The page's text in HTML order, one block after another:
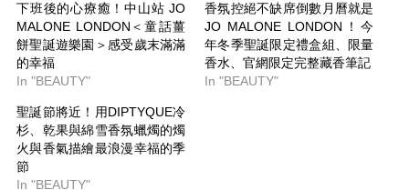
下班後的心療癒！中山站 JO
MALONE LONDON＜童話薑
餅聖誕遊樂園＞感受歲末滿滿
的幸福
In "BEAUTY"
香氛控絕不缺席倒數月曆就是
JO MALONE LONDON！今
年冬季聖誕限定禮盒組、限量
香水、官網限定完整藏香筆記
In "BEAUTY"
聖誕節將近！用DIPTYQUE冷
杉、乾果與綿雪香氛蠟燭的燭
火與香氣描繪最浪漫幸福的季
節
In "BEAUTY"